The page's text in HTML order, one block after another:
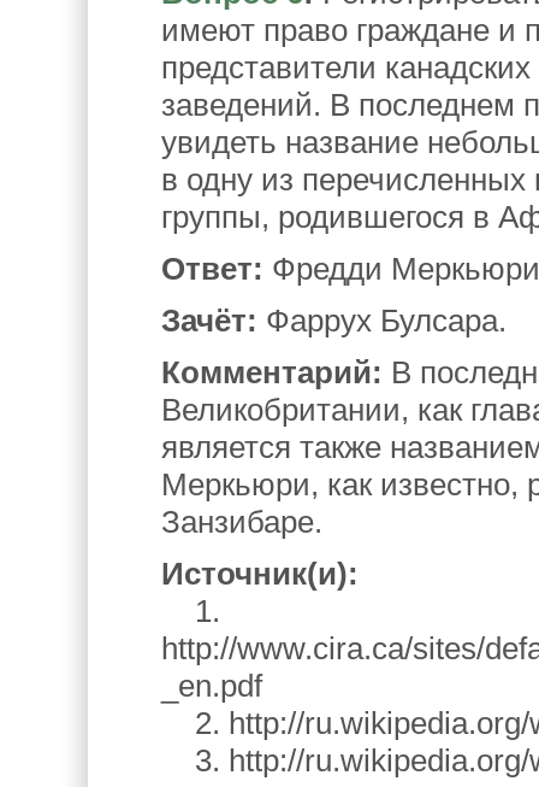
имеют право граждане и
представители
заведений. В последнем
увидеть название
в одну из перечисленных
группы, родившегося в
Ответ: Фредди
Зачёт: Фаррух Булсара.
Комментарий: В
Великобритании, как
является также
Меркьюри, как известно,
Занзибаре.
Источник(и):
1.
http://www.cira.ca/sites/
_en.pdf
2. http://ru.wikipedia.org/
3. http://